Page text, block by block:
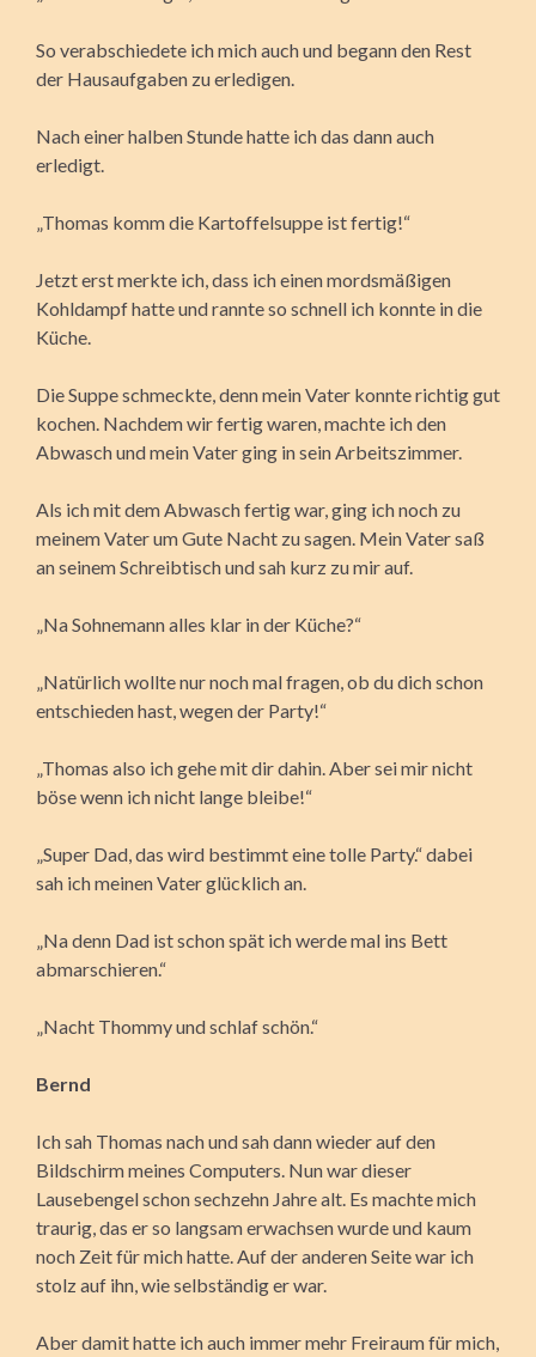
So verabschiedete ich mich auch und begann den Rest
der Hausaufgaben zu erledigen.
Nach einer halben Stunde hatte ich das dann auch
erledigt.
„Thomas komm die Kartoffelsuppe ist fertig!“
Jetzt erst merkte ich, dass ich einen mordsmäßigen
Kohldampf hatte und rannte so schnell ich konnte in die
Küche.
Die Suppe schmeckte, denn mein Vater konnte richtig gut
kochen. Nachdem wir fertig waren, machte ich den
Abwasch und mein Vater ging in sein Arbeitszimmer.
Als ich mit dem Abwasch fertig war, ging ich noch zu
meinem Vater um Gute Nacht zu sagen. Mein Vater saß
an seinem Schreibtisch und sah kurz zu mir auf.
„Na Sohnemann alles klar in der Küche?“
„Natürlich wollte nur noch mal fragen, ob du dich schon
entschieden hast, wegen der Party!“
„Thomas also ich gehe mit dir dahin. Aber sei mir nicht
böse wenn ich nicht lange bleibe!“
„Super Dad, das wird bestimmt eine tolle Party.“ dabei
sah ich meinen Vater glücklich an.
„Na denn Dad ist schon spät ich werde mal ins Bett
abmarschieren.“
„Nacht Thommy und schlaf schön.“
Bernd
Ich sah Thomas nach und sah dann wieder auf den
Bildschirm meines Computers. Nun war dieser
Lausebengel schon sechzehn Jahre alt. Es machte mich
traurig, das er so langsam erwachsen wurde und kaum
noch Zeit für mich hatte. Auf der anderen Seite war ich
stolz auf ihn, wie selbständig er war.
Aber damit hatte ich auch immer mehr Freiraum für mich,